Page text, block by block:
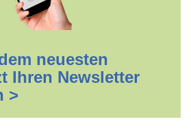
neuesten
Ihren Newsletter
>